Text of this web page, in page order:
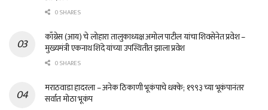
0 SHARES
काँग्रेस (आय) चे लोहारा तालुकाध्यक्ष अमोल पाटील यांचा शिवसेनेत प्रवेश –
मुख्यमंत्री एकनाथ शिंदे यांच्या उपस्थितीत झाला प्रवेश
0 SHARES
मराठवाडा हादरला – अनेक ठिकाणी भूकंपाचे धक्के; १९९३ च्या भूकंपानंतर
सर्वात मोठा भूकंप